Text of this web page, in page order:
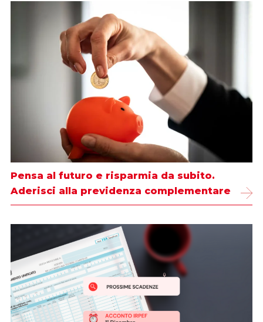
Pensa al futuro e risparmia da subito.
Aderisci alla previdenza complementare